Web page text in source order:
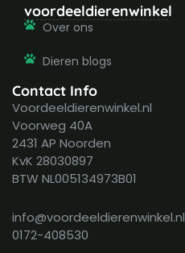
voordeeldierenwinkel
Over ons
Dieren blogs
Contact Info
Voordeeldierenwinkel.nl
Voorweg 40A
2431 AP Noorden
KvK 28030897
BTW NL005134973B01
info@voordeeldierenwinkel.nl
0172-408530